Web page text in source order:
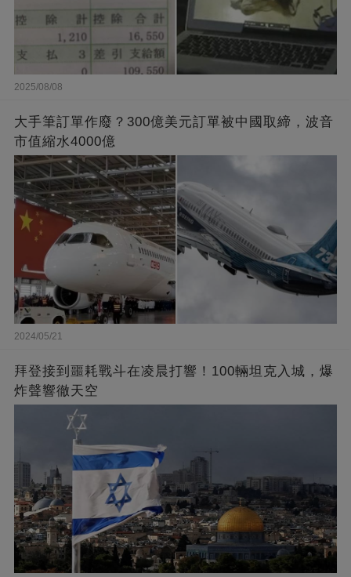
2025/08/08
大手筆訂單作廢？300億美元訂單被中國取締，波音
市值縮水4000億
2024/05/21
拜登接到噩耗戰斗在凌晨打響！100輛坦克入城，爆
炸聲響徹天空